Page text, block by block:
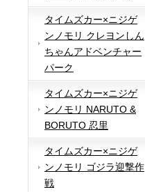
タイムズカー×ニジゲ
ンノモリ クレヨンしん
ちゃんアドベンチャー
パーク
タイムズカー×ニジゲ
ンノモリ NARUTO &
BORUTO 忍里
タイムズカー×ニジゲ
ンノモリ ゴジラ迎撃作
戦